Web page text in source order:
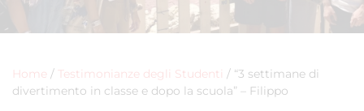
Home / Testimonianze degli Studenti / “3 settimane di
divertimento in classe e dopo la scuola” – Filippo